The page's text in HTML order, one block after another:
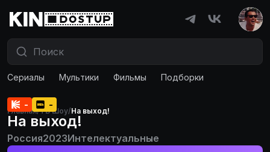
Сериалы Мультики Фильмы Подборки
Главная/ТВ Шоу/На выход!
- -
На выход!
Россия2023Интелектуальные